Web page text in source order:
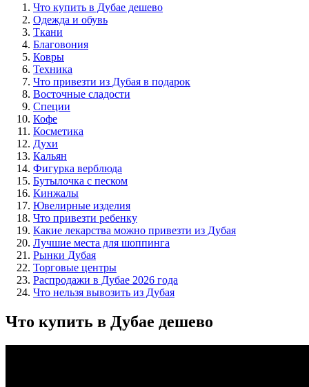
Что купить в Дубае дешево
Одежда и обувь
Ткани
Благовония
Ковры
Техника
Что привезти из Дубая в подарок
Восточные сладости
Специи
Кофе
Косметика
Духи
Кальян
Фигурка верблюда
Бутылочка с песком
Кинжалы
Ювелирные изделия
Что привезти ребенку
Какие лекарства можно привезти из Дубая
Лучшие места для шоппинга
Рынки Дубая
Торговые центры
Распродажи в Дубае 2026 года
Что нельзя вывозить из Дубая
Что купить в Дубае дешево